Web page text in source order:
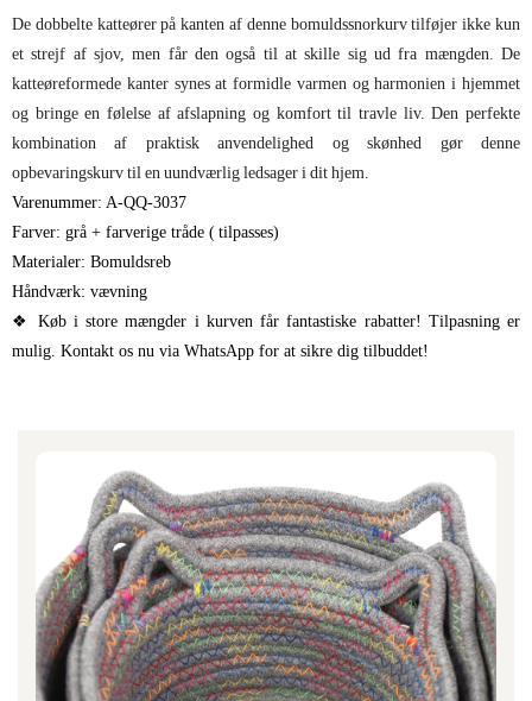
De dobbelte katteører på kanten af ​​denne bomuldssnorkurv tilføjer ikke kun
et strejf af sjov, men får den også til at skille sig ud fra mængden. De
katteøreformede kanter synes at formidle varmen og harmonien i hjemmet
og bringe en følelse af afslapning og komfort til travle liv. Den perfekte
kombination af praktisk anvendelighed og skønhed gør denne
opbevaringskurv til en uundværlig ledsager i dit hjem.
Varenummer: A-QQ-3037
Farver: grå + farverige tråde ( tilpasses)
Materialer: Bomuldsreb
Håndværk: vævning
❖ Køb i store mængder i kurven får fantastiske rabatter! Tilpasning er
mulig. Kontakt os nu via WhatsApp for at sikre dig tilbuddet!